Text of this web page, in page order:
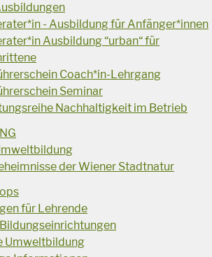
- Ausbildung für Anfänger*innen
Ausbildung “urban“ für
Coach*in-Lehrgang
Seminar
Nachhaltigkeit im Betrieb
der Wiener Stadtnatur
für Lehrende
Umweltbildung